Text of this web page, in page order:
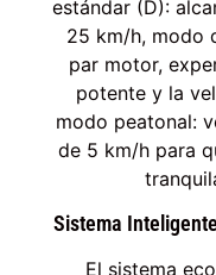
estándar (D):
25 km/h, modo
par motor,
potente y la
modo peatonal:
de 5 km/h para
Sistema
El sistema